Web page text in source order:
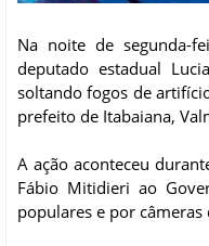
Na noite de segunda-
deputado estadual
soltando fogos de
prefeito de Itabaiana,
A ação aconteceu
Fábio Mitidieri ao
populares e por câmeras